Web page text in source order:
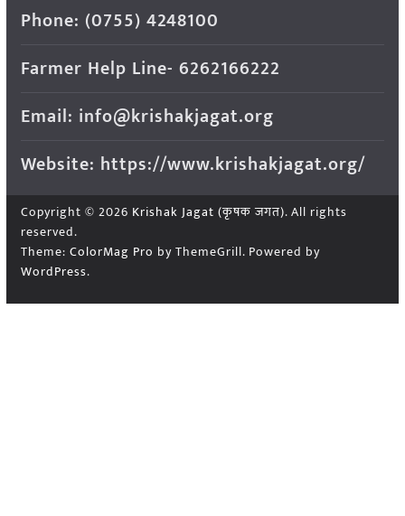
Phone: (0755) 4248100
Farmer Help Line- 6262166222
Email: info@krishakjagat.org
Website: https://www.krishakjagat.org/
Copyright © 2026 Krishak Jagat (कृषक जगत). All rights
reserved.
Theme: ColorMag Pro by ThemeGrill. Powered by
WordPress.